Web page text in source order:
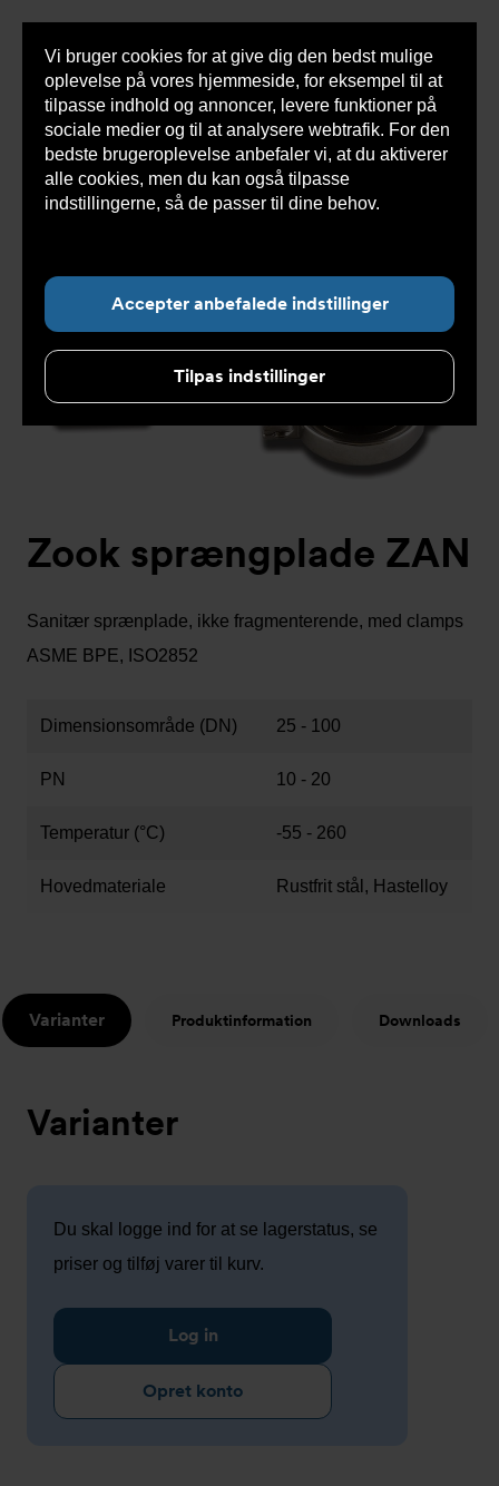
Vi bruger cookies for at give dig den bedst mulige
oplevelse på vores hjemmeside, for eksempel til at
tilpasse indhold og annoncer, levere funktioner på
sociale medier og til at analysere webtrafik. For den
bedste brugeroplevelse anbefaler vi, at du aktiverer
alle cookies, men du kan også tilpasse
indstillingerne, så de passer til dine behov.
Accepter anbefalede indstillinger
Tilpas indstillinger
Du
her:
Armatec > Produkter > Tryksikring
>
Sprængplader
> Zook sprængplade ZAN
Zook sprængplade ZAN
Sanitær sprænplade, ikke fragmenterende, med clamps
ASME BPE, ISO2852
Dimensionsområde (DN) 25 - 100
PN 10 - 20
Temperatur (°C) -55 - 260
Hovedmateriale Rustfrit stål, Hastelloy
Varianter Produktinformation Downloads
Varianter
Du skal logge ind for at se lagerstatus, se
priser og tilføj varer til kurv.
Log in
Opret konto